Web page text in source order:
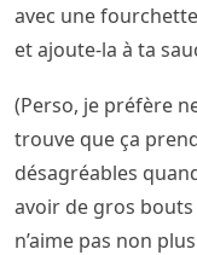
avec une
et ajoute-la à ta
(Perso, je préfère
trouve que ça
désagréables
avoir de gros bouts
n’aime pas non